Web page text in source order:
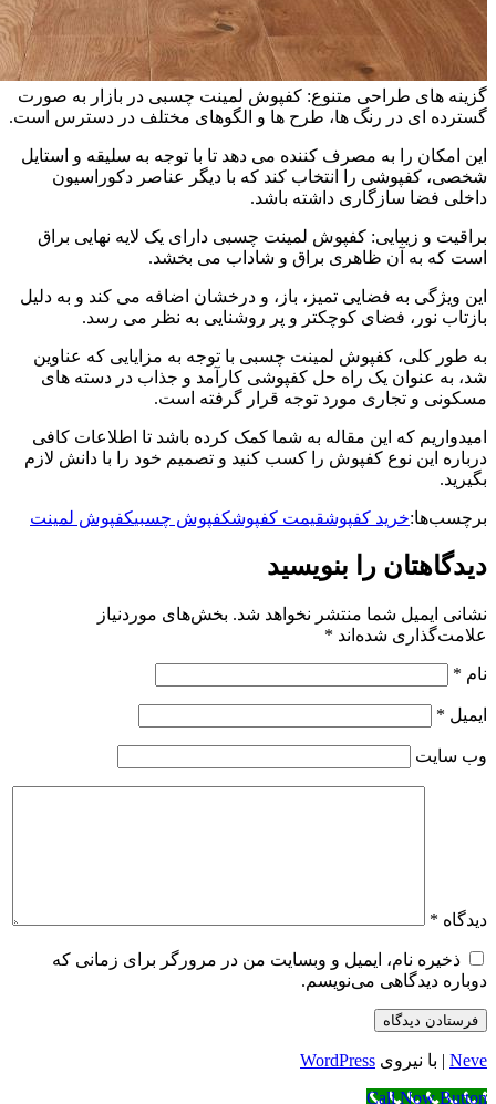
گزینه های طراحی متنوع: کفپوش لمینت چسبی در بازار به صورت
گسترده ای در رنگ ها، طرح ها و الگوهای مختلف در دسترس است.
این امکان را به مصرف کننده می دهد تا با توجه به سلیقه و استایل
شخصی، کفپوشی را انتخاب کند که با دیگر عناصر دکوراسیون
داخلی فضا سازگاری داشته باشد.
براقیت و زیبایی: کفپوش لمینت چسبی دارای یک لایه نهایی براق
است که به آن ظاهری براق و شاداب می بخشد.
این ویژگی به فضایی تمیز، باز، و درخشان اضافه می کند و به دلیل
بازتاب نور، فضای کوچکتر و پر روشنایی به نظر می رسد.
به طور کلی، کفپوش لمینت چسبی با توجه به مزایایی که عناوین
شد، به عنوان یک راه حل کفپوشی کارآمد و جذاب در دسته های
مسکونی و تجاری مورد توجه قرار گرفته است.
امیدواریم که این مقاله به شما کمک کرده باشد تا اطلاعات کافی
درباره این نوع کفپوش را کسب کنید و تصمیم خود را با دانش لازم
بگیرید.
برچسب‌ها:خرید کفپوشقیمت کفپوشکفپوش چسبیکفپوش لمینت
دیدگاهتان را بنویسید
نشانی ایمیل شما منتشر نخواهد شد. بخش‌های موردنیاز
علامت‌گذاری شده‌اند *
نام *
ایمیل *
وب‌ سایت
دیدگاه *
ذخیره نام، ایمیل و وبسایت من در مرورگر برای زمانی که
دوباره دیدگاهی می‌نویسم.
Neve | با نیروی WordPress
Call Now Button